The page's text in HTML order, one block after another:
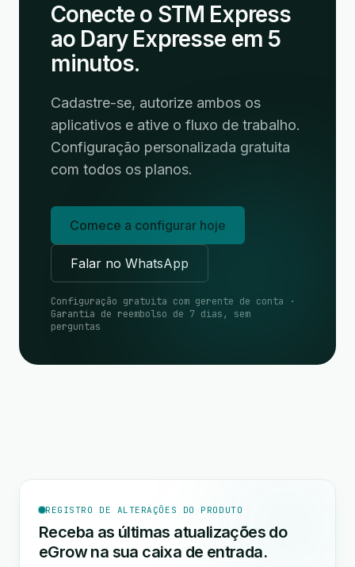
Conecte o STM Express
ao Dary Expresse em 5
minutos.
Cadastre-se, autorize ambos os
aplicativos e ative o fluxo de trabalho.
Configuração personalizada gratuita
com todos os planos.
Comece a configurar hoje
Falar no WhatsApp
Configuração gratuita com gerente de conta ·
Garantia de reembolso de 7 dias, sem
perguntas
REGISTRO DE ALTERAÇÕES DO PRODUTO
Receba as últimas atualizações do
eGrow na sua caixa de entrada.